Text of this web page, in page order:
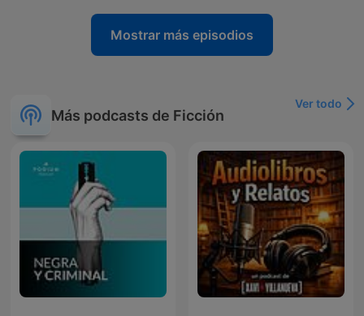
Mostrar más episodios
Más podcasts de Ficción
Ver todo